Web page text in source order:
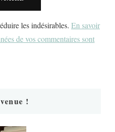
les indésirables. En savoir
de vos commentaires sont
!